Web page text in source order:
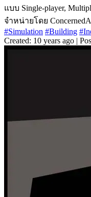
แบบ Single-player,
จำหน่ายโดย
#Simulation #Building
Created: 10 years ago |